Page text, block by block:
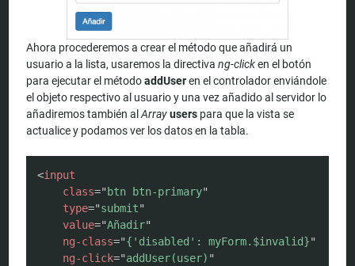
Ahora procederemos a crear el método que añadirá un
usuario a la lista, usaremos la directivang-clicken el botón
para ejecutar el métodoaddUseren el controlador enviándole
el objeto respectivo al usuario y una vez añadido al servidor lo
añadiremos también alArrayusers para que la vista se
actualice y podamos ver los datos en la tabla.
<input
class=" btn btn-primary"
type="submit"
value="Añadir"
ng-class="{'disabled': myForm.$invalid}"
ng-click="addUser(user) "